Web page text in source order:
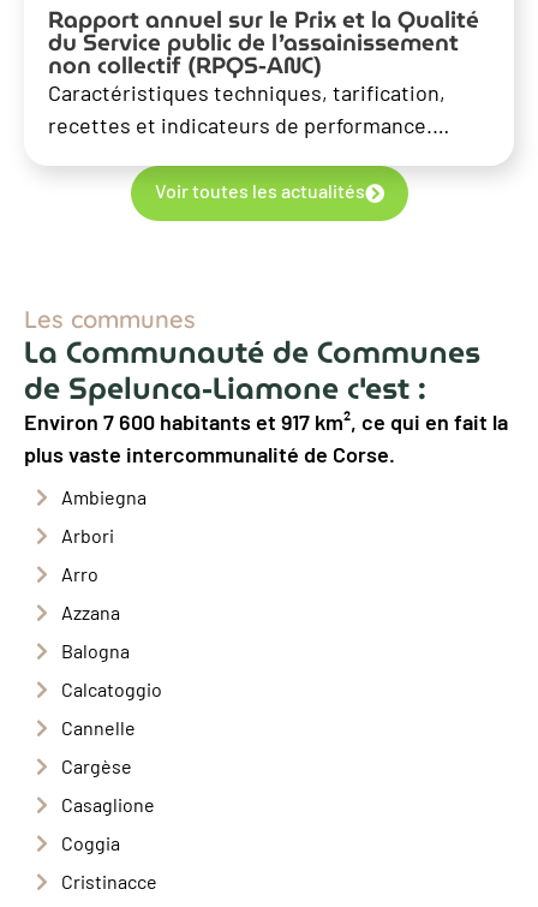
Voir toutes les actualités
Rapport annuel sur le Prix et la Qualité
du Service public de l’assainissement
non collectif (RPQS-ANC)
Caractéristiques techniques, tarification,
recettes et indicateurs de performance.…
Les communes
La Communauté de Communes
de Spelunca-Liamone c'est :
Environ 7 600 habitants et 917 km², ce qui en fait la
plus vaste intercommunalité de Corse.
Ambiegna
Arbori
Arro
Azzana
Balogna
Calcatoggio
Cannelle
Cargèse
Casaglione
Coggia
Cristinacce